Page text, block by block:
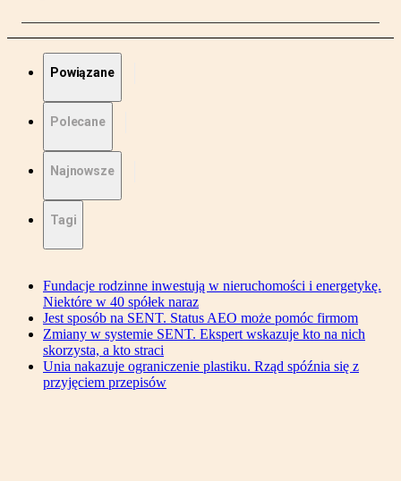
Powiązane
Polecane
Najnowsze
Tagi
Fundacje rodzinne inwestują w nieruchomości i energetykę.
Niektóre w 40 spółek naraz
Jest sposób na SENT. Status AEO może pomóc firmom
Zmiany w systemie SENT. Ekspert wskazuje kto na nich
skorzysta, a kto straci
Unia nakazuje ograniczenie plastiku. Rząd spóźnia się z
przyjęciem przepisów